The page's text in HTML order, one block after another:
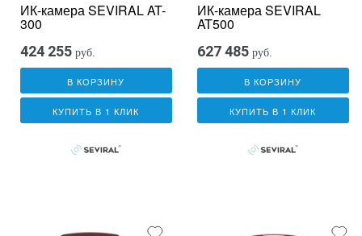
ИК-камера SEVIRAL AT-
300
424 255 руб.
В КОРЗИНУ
КУПИТЬ В 1 КЛИК
ИК-камера SEVIRAL
AT500
627 485 руб.
В КОРЗИНУ
КУПИТЬ В 1 КЛИК